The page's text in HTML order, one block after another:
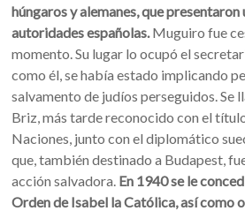
húngaros y alemanes, que presentaron
autoridades españolas.Muguiro fue
momento. Su lugar lo ocupó el
como él, se había estado implicando
salvamento de judíos perseguidos. Se
Briz, más tarde reconocido con el
Naciones, junto con el diplomático
que, también destinado a Budapest,
acción salvadora. En 1940 se le
Orden de Isabel la Católica, así como